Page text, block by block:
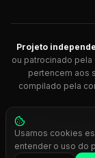
Projeto
ou patrocinado pela
pertencem aos
compilado pela
© 2026
Protheus.
Usamos cookies
entender o uso do